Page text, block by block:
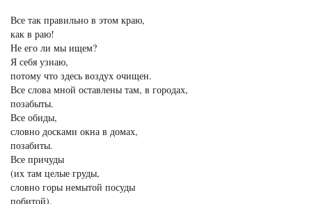
Все так правильно в этом краю,
как в раю!
Не его ли мы ищем?
Я себя узнаю,
потому что здесь воздух очищен.
Все слова мной оставлены там, в городах,
позабыты.
Все обиды,
словно досками окна в домах,
позабиты.
Все причуды
(их там целые груды,
словно горы немытой посуды
побитой).